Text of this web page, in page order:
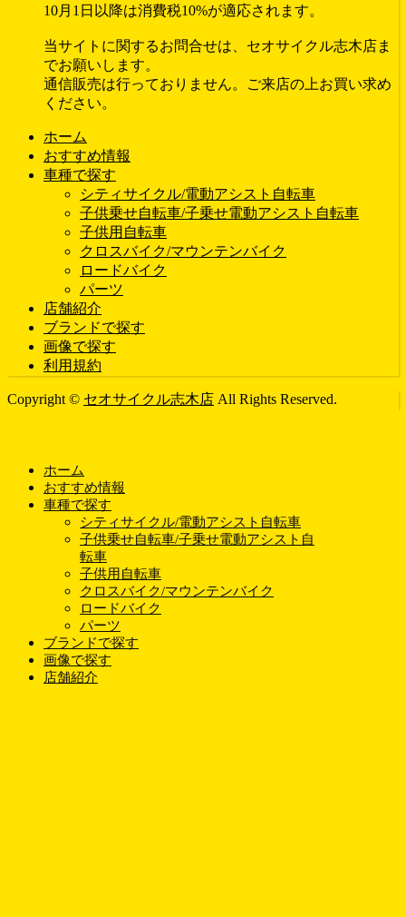
10月1日以降は消費税10%が適応されます。
当サイトに関するお問合せは、セオサイクル志木店ま
でお願いします。
通信販売は行っておりません。ご来店の上お買い求め
ください。
ホーム
おすすめ情報
車種で探す
シティサイクル/電動アシスト自転車
子供乗せ自転車/子乗せ電動アシスト自転車
子供用自転車
クロスバイク/マウンテンバイク
ロードバイク
パーツ
店舗紹介
ブランドで探す
画像で探す
利用規約
Copyright © セオサイクル志木店 All Rights Reserved.
ホーム
おすすめ情報
車種で探す
シティサイクル/電動アシスト自転車
子供乗せ自転車/子乗せ電動アシスト自
転車
子供用自転車
クロスバイク/マウンテンバイク
ロードバイク
パーツ
ブランドで探す
画像で探す
店舗紹介